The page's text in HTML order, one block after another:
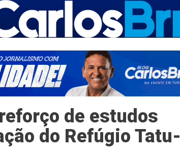
de estudos
do Refúgio Tatu-